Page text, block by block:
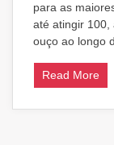
para as
até atingir 100,
ouço ao longo
Read More